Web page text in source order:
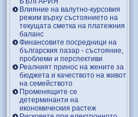
Влияние на валутно-курсовия
режим върху състоянието на
текущата сметка на платежния
баланс
Финансовите посредници на
българския пазар - състояние,
проблеми и перспективи
Реалният принос на жените за
бюджета и качеството на живот
на семейството
Променящите се
детерминанти на
икономическия растеж